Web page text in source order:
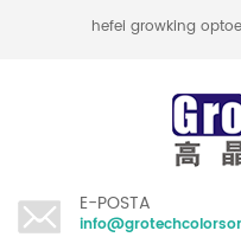
hefei growking
E-POSTA